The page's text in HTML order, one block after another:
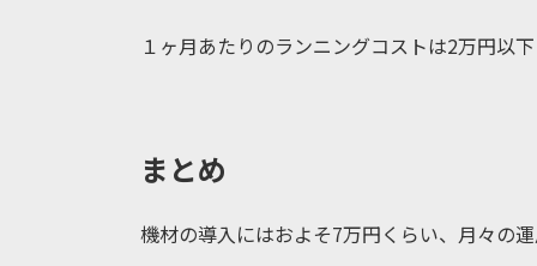
１ヶ月あたりのランニングコストは2万円以
まとめ
機材の導入にはおよそ7万円くらい、月々の